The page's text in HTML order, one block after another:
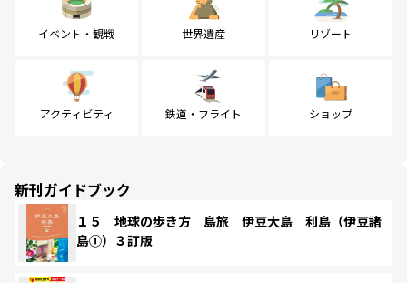
イベント・観戦 世界遺産 リゾート
アクティビティ 鉄道・フライト ショップ
新刊ガイドブック
１５ 地球の歩き方 島旅 伊豆大島 利島（伊豆諸
島①）３訂版